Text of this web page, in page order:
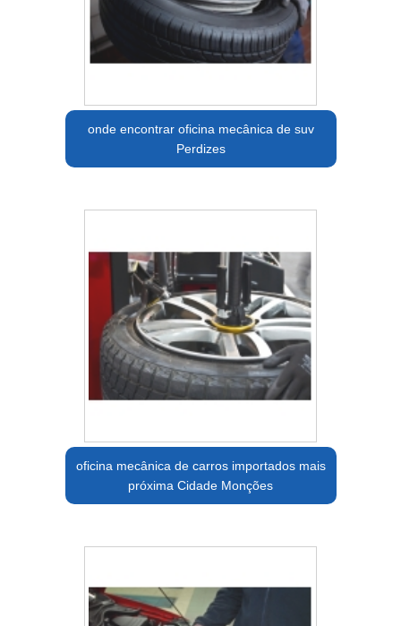
onde encontrar oficina mecânica de suv
Perdizes
oficina mecânica de carros importados mais
próxima Cidade Monções